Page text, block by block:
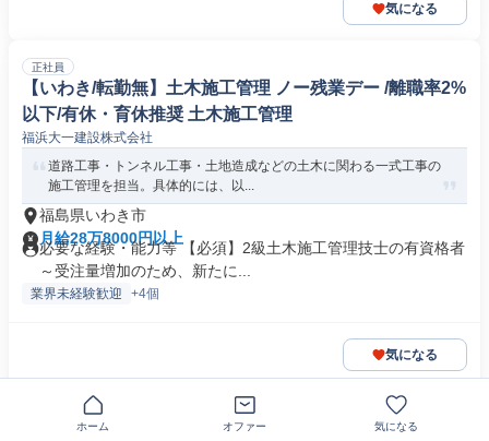
気になる
正社員
【いわき/転勤無】土木施工管理 ノー残業デー /離職率2%
以下/有休・育休推奨 土木施工管理
福浜大一建設株式会社
道路工事・トンネル工事・土地造成などの土木に関わる一式工事の
施工管理を担当。具体的には、以...
福島県いわき市
月給28万8000円以上
必要な経験・能力等 【必須】2級土木施工管理技士の有資格者
～受注量増加のため、新たに...
業界未経験歓迎 +4個
気になる
この企業の類似求人を見る
ホーム オファー 気になる